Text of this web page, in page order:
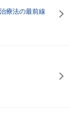
療法の最前線